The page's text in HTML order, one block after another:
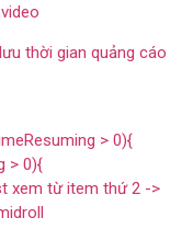
thời gian quảng cáo
> 0){
> 0){
xem từ item thứ 2 ->